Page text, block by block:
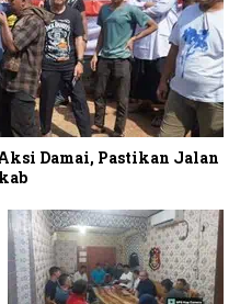
Damai, Pastikan Jalan